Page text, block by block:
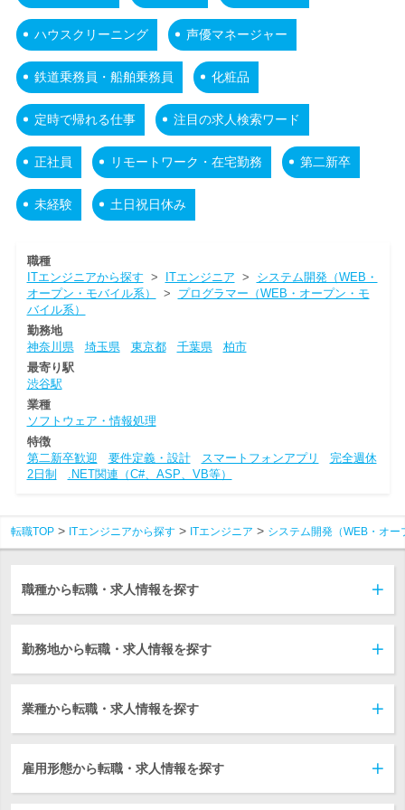
ハウスクリーニング 声優マネージャー
鉄道乗務員・船舶乗務員 化粧品
定時で帰れる仕事 注目の求人検索ワード
正社員 リモートワーク・在宅勤務 第二新卒
未経験 土日祝日休み
職種
ITエンジニアから探す > ITエンジニア > システム開発（WEB・
オープン・モバイル系）
> プログラマー（WEB・オープン・モ
バイル系）
勤務地
神奈川県
埼玉県 東京都 千葉県
柏市
最寄り駅
渋谷駅
業種
ソフトウェア・情報処理
特徴
第二新卒歓迎
要件定義・設計 スマートフォンアプリ
完全週休
2日制
.NET関連（C#、ASP、VB等）
転職TOP ITエンジニアから探す ITエンジニア システム開発（WEB・オ
職種から転職・求人情報を探す
勤務地から転職・求人情報を探す
業種から転職・求人情報を探す
雇用形態から転職・求人情報を探す